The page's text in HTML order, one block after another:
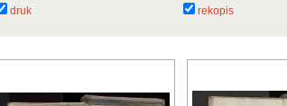
druk rekopis